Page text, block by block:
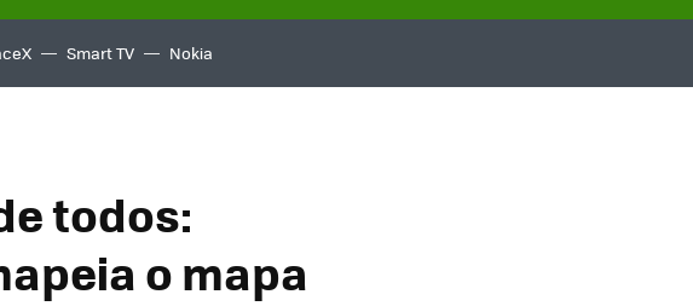
Smart TV Nokia
todos:
o mapa